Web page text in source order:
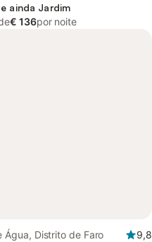
ainda Jardim
€ 136por noite
Água, Distrito de Faro
9,8